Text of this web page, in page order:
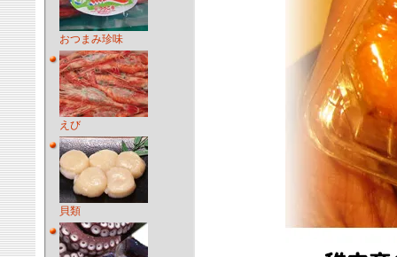
おつまみ珍味
えび
貝類